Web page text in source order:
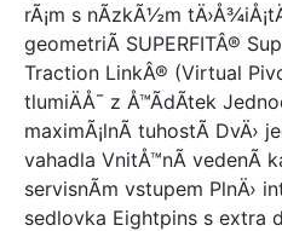
rÃ¡m s nÃ­zkÃ½m
geometriÃ­ SUPERFITÂ®
Traction LinkÂ® (Virtual
tlumiÄÅ¯ z Å™Ã­dÃ­tek
maximÃ¡lnÃ­ tuhostÃ­ DvÄ›
vahadla VnitÅ™nÃ­ vedenÃ­
servisnÃ­m vstupem PlnÄ›
sedlovka Eightpins s extra